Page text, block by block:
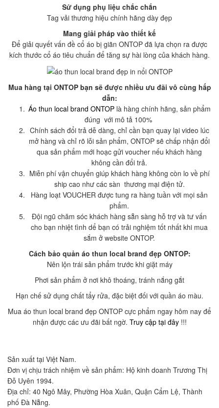
Sử dụng phụ liệu chắc chắn
Tag vải thương hiệu chính hãng dày đẹp
Mang giải pháp vào thiết kế
Để giải quyết vấn đề cổ áo bị giãn ONTOP đã lựa chọn ra được
kích thước cổ áo tiêu chuẩn để tăng sự hài lòng của khách hàng.
Mua hàng tại ONTOP bạn sẽ được nhiều ưu đãi vô cùng hấp
dẫn:
Áo thun local brand ONTOPlà hàng chính hãng, sản phẩm
đúng với mô tả 100%
Chính sách đổi trả dễ dàng, chỉ cần bạn quay lại video lúc
mở hàng và chỉ rõ lỗi sản phẩm, ONTOP sẽ chấp nhận đổi
qua sản phẩm mới hoạc gửi voucher nếu khách hàng
không cần đổi trả.
Miễn phí vận chuyển giúp khách hàng không còn lo về phí
ship cao như các sàn thương mại điện tử.
Hàng loạt VOUCHER được tung ra hàng tuần với mọi sản
phẩm.
Đội ngũ chăm sóc khách hàng sẵn sàng hỗ trợ và tư vấn
cho bạn nhiệt tình dể bạn có trải nghiệm tốt nhất khi mua
sắm ở website ONTOP.
Cách bảo quản áo thun local brand đẹp ONTOP:
Nên lộn trái sản phẩm trước khi giặt máy
Phơi sản phẩm ở nơi khô thoáng, tránh nắng gắt
Hạn chế sử dụng chất tẩy rửa, đặc biệt đối với quần áo màu.
Mua áo thun local brand đẹp ONTOP cực phẩm ngay hôm nay để
nhận được các ưu đãi bất ngờ. Truy cập tại đây!!!
Sản xuất tại Việt Nam.
Đơn vị chịu trách nhiệm về sản phẩm: Hộ kinh doanh Trương Thị
Đỗ Uyên 1994.
Địa chỉ: 40 Ngô Mây, Phường Hòa Xuân, Quận Cẩm Lệ, Thành
phố Đà Nẵng.